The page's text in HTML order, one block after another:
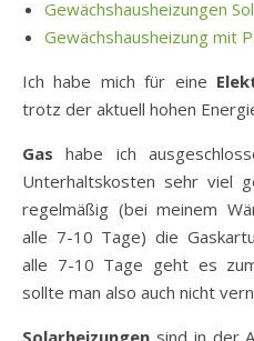
Gewächshausheizungen
Gewächshausheizung mit
Ich habe mich für eine
trotz der aktuell hohen
Gashabe ich
Unterhaltskosten sehr viel
regelmäßig (bei meinem
alle 7-10 Tage) die
alle 7-10 Tage geht es
sollte man also auch nicht
Solarheizungen sind in der